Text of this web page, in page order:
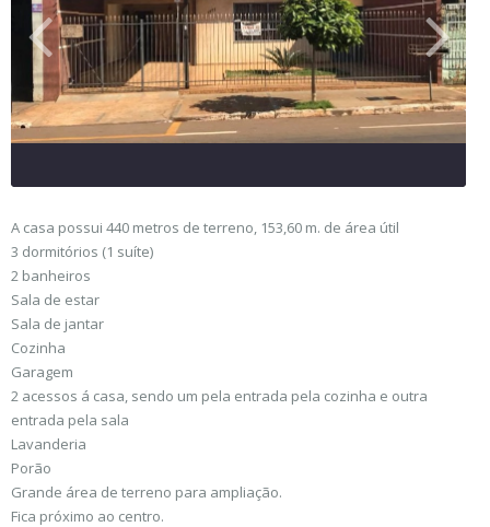
A casa possui 440 metros de terreno, 153,60 m. de área útil
3 dormitórios (1 suíte)
2 banheiros
Sala de estar
Sala de jantar
Cozinha
Garagem
2 acessos á casa, sendo um pela entrada pela cozinha e outra
entrada pela sala
Lavanderia
Porão
Grande área de terreno para ampliação.
Fica próximo ao centro.